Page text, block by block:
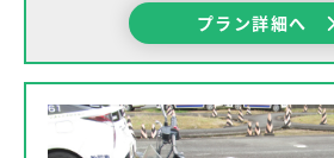
プラン詳細へ